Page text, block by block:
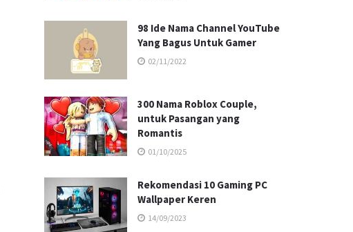
98 Ide Nama Channel YouTube
Yang Bagus Untuk Gamer
02/11/2022
300 Nama Roblox Couple,
untuk Pasangan yang
Romantis
01/10/2025
Rekomendasi 10 Gaming PC
Wallpaper Keren
14/09/2023